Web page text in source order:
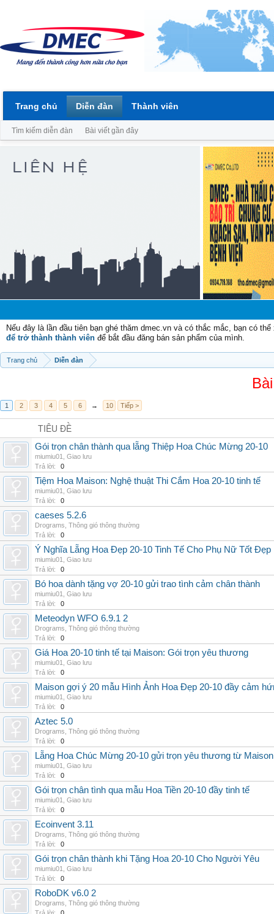
Nếu đây là lần đầu tiên bạn ghé thăm dmec.vn và có thắc mắc, bạn có
để trở thành thành viên để bắt đầu đăng bán sản phẩm của mình.
Trang chủ Diễn đàn
1 2 3 4 5 6 → 10 Tiếp >
TIÊU ĐỀ
Gói trọn chân thành qua lẵng Thiệp Hoa Chúc Mừng 20-10
miumiu01
Giao lưu
Trả lời:
0
Tiệm Hoa Maison: Nghệ thuật Thi Cắm Hoa 20-10 tinh tế
miumiu01
Giao lưu
Trả lời:
0
caeses 5.2.6
Drograms Thông gió thông thường
Trả lời:
0
Ý Nghĩa Lẵng Hoa Đẹp 20-10 Tinh Tế Cho Phụ Nữ Tốt Đẹp
miumiu01
Giao lưu
Trả lời:
0
Bó hoa dành tặng vợ 20-10 gửi trao tình cảm chân thành
miumiu01
Giao lưu
Trả lời:
0
Meteodyn WFO 6.9.1 2
Drograms Thông gió thông thường
Trả lời:
0
Giá Hoa 20-10 tinh tế tại Maison: Gói trọn yêu thương
miumiu01
Giao lưu
Trả lời:
0
Maison gợi ý 20 mẫu Hình Ảnh Hoa Đẹp 20-10 đầy cảm
miumiu01
Giao lưu
Trả lời:
0
Aztec 5.0
Drograms Thông gió thông thường
Trả lời:
0
Lẵng Hoa Chúc Mừng 20-10 gửi trọn yêu thương từ Maison
miumiu01
Giao lưu
Trả lời:
0
Gói trọn chân tình qua mẫu Hoa Tiền 20-10 đầy tinh tế
miumiu01
Giao lưu
Trả lời:
0
Ecoinvent 3.11
Drograms Thông gió thông thường
Trả lời:
0
Gói trọn chân thành khi Tặng Hoa 20-10 Cho Người Yêu
miumiu01
Giao lưu
Trả lời:
0
RoboDK v6.0 2
Drograms Thông gió thông thường
Trang chủ Diễn đàn
Tìm kiếm diễn đàn Bài viết gần đây
Thành viên